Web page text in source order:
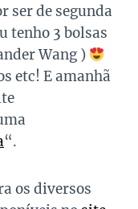
ser de segunda
tenho 3 bolsas
Wang )
etc! E amanhã
“.
os diversos